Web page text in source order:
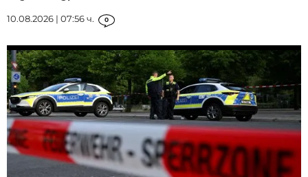
10.08.2026 | 07:56 ч. 0